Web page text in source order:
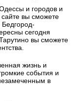
и городов и
вы сможете
сегодня
вы сможете
жизнь и
события и
в